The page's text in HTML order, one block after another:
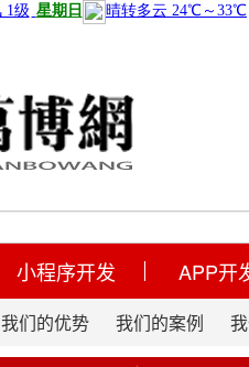
小程序开发 APP开
我们的优势 我们的案例